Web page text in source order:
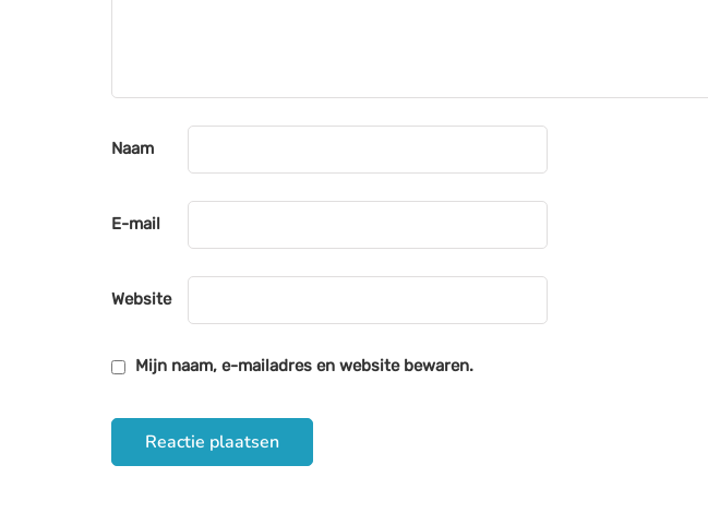
Naam
E-mail
Website
Mijn naam, e-mailadres en website bewaren.